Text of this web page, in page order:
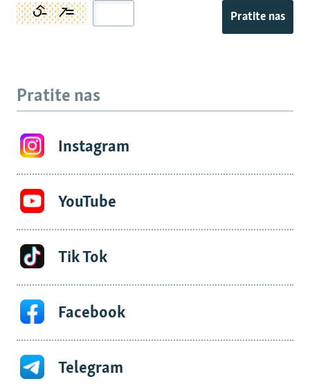
Pratite nas
Pratite nas
Instagram
YouTube
Tik Tok
Facebook
Telegram